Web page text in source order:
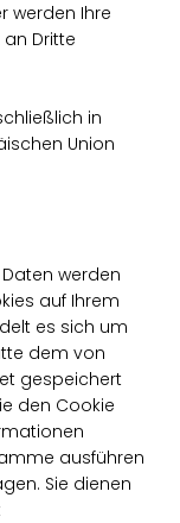
werden Ihre
Dritte
in
Union
werden
auf Ihrem
es sich um
dem von
gespeichert
den Cookie
ausführen
Sie dienen